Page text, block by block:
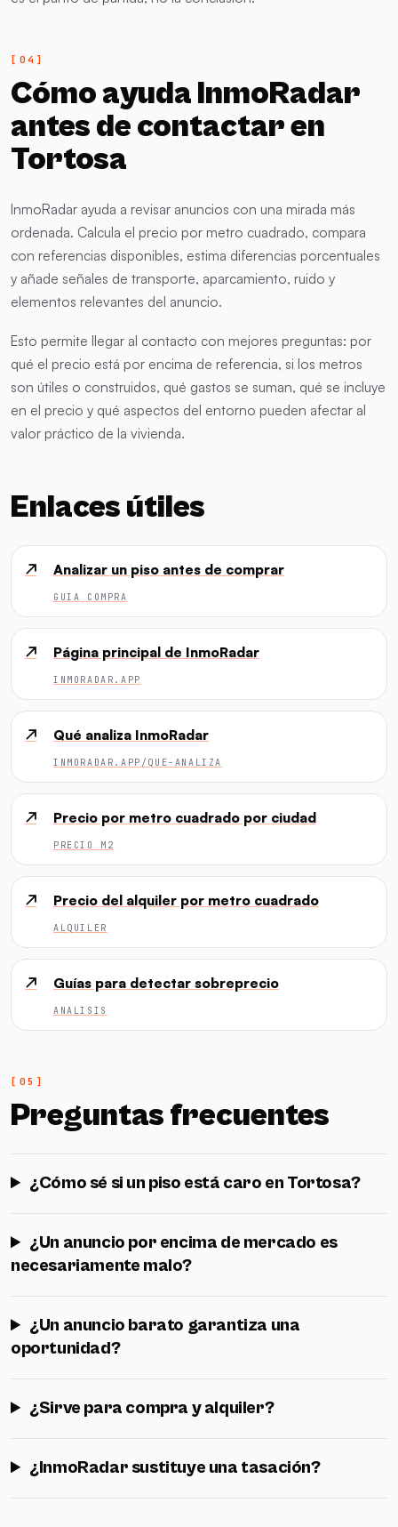
Cómo ayuda InmoRadar
antes de contactar en
Tortosa
InmoRadar ayuda a revisar anuncios con una mirada más
ordenada. Calcula el precio por metro cuadrado, compara
con referencias disponibles, estima diferencias porcentuales
y añade señales de transporte, aparcamiento, ruido y
elementos relevantes del anuncio.
Esto permite llegar al contacto con mejores preguntas: por
qué el precio está por encima de referencia, si los metros
son útiles o construidos, qué gastos se suman, qué se incluye
en el precio y qué aspectos del entorno pueden afectar al
valor práctico de la vivienda.
Enlaces útiles
↗ Analizar un piso antes de comprar
GUIA COMPRA
↗ Página principal de InmoRadar
INMORADAR.APP
↗ Qué analiza InmoRadar
INMORADAR.APP/QUE-ANALIZA
↗ Precio por metro cuadrado por ciudad
PRECIO M2
↗ Precio del alquiler por metro cuadrado
ALQUILER
↗ Guías para detectar sobreprecio
ANALISIS
Preguntas frecuentes
¿Cómo sé si un piso está caro en Tortosa?
¿Un anuncio por encima de mercado es
necesariamente malo?
¿Un anuncio barato garantiza una
oportunidad?
¿Sirve para compra y alquiler?
¿InmoRadar sustituye una tasación?